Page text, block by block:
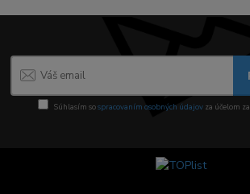
Súhlasím sospracovaním osobných údajov za účelom